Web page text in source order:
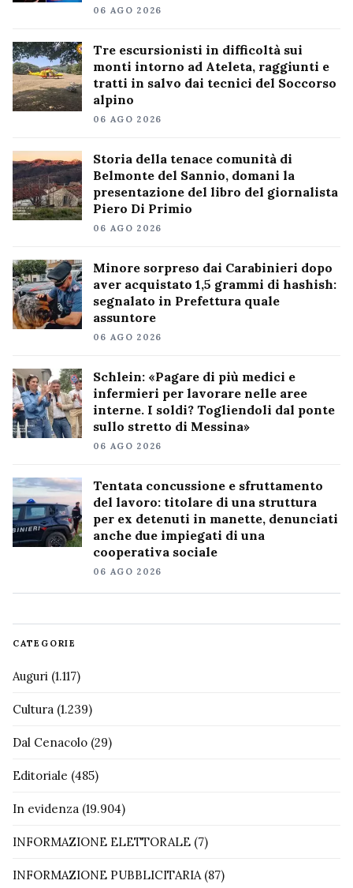
06 AGO 2026
Tre escursionisti in difficoltà sui
monti intorno ad Ateleta, raggiunti e
tratti in salvo dai tecnici del Soccorso
alpino
06 AGO 2026
Storia della tenace comunità di
Belmonte del Sannio, domani la
presentazione del libro del giornalista
Piero Di Primio
06 AGO 2026
Minore sorpreso dai Carabinieri dopo
aver acquistato 1,5 grammi di hashish:
segnalato in Prefettura quale
assuntore
06 AGO 2026
Schlein: «Pagare di più medici e
infermieri per lavorare nelle aree
interne. I soldi? Togliendoli dal ponte
sullo stretto di Messina»
06 AGO 2026
Tentata concussione e sfruttamento
del lavoro: titolare di una struttura
per ex detenuti in manette, denunciati
anche due impiegati di una
cooperativa sociale
06 AGO 2026
CATEGORIE
Auguri (1.117)
Cultura (1.239)
Dal Cenacolo (29)
Editoriale (485)
In evidenza (19.904)
INFORMAZIONE ELETTORALE (7)
INFORMAZIONE PUBBLICITARIA (87)